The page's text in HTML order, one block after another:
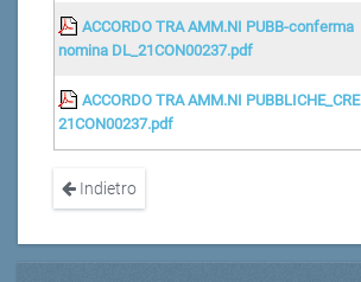
ACCORDO TRA AMM.NI PUBB-conferma
nomina DL_21CON00237.pdf
ACCORDO TRA AMM.NI PUBBLICHE_CRE
21CON00237.pdf
Indietro